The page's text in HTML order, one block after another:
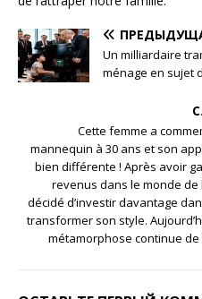
Un milliardaire
ménage en sujet
Cette femme a
mannequin à 30 ans et son
bien différente ! Après avoir
revenus dans le monde de
décidé d’investir davantage
transformer son style.
métamorphose continue de